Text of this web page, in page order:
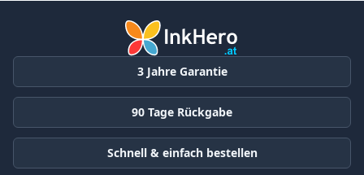
3 Jahre Garantie
90 Tage Rückgabe
Schnell & einfach bestellen